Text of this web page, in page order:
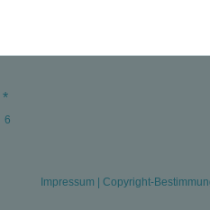
*
6
Impressum Copyright-